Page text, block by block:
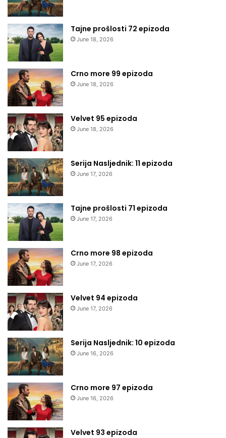
Tajne prošlosti 72 epizoda
June 18, 2026
Crno more 99 epizoda
June 18, 2026
Velvet 95 epizoda
June 18, 2026
Serija Nasljednik: 11 epizoda
June 17, 2026
Tajne prošlosti 71 epizoda
June 17, 2026
Crno more 98 epizoda
June 17, 2026
Velvet 94 epizoda
June 17, 2026
Serija Nasljednik: 10 epizoda
June 16, 2026
Crno more 97 epizoda
June 16, 2026
Velvet 93 epizoda